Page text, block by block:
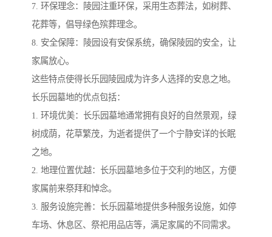
7. 环保理念：陵园注重环保，采用生态葬法，如树葬、
花葬等，倡导绿色殡葬理念。
8. 安全保障：陵园设有安保系统，确保陵园的安全，让
家属放心。
这些特点使得长乐园陵园成为许多人选择的安息之地。
长乐园墓地的优点包括：
1. 环境优美：长乐园墓地通常拥有良好的自然景观，绿
树成荫，花草繁茂，为逝者提供了一个宁静安详的长眠
之地。
2. 地理位置优越：长乐园墓地多位于交利的地区，方便
家属前来祭拜和悼念。
3. 服务设施完善：长乐园墓地提供多种服务设施，如停
车场、休息区、祭祀用品店等，满足家属的不同需求。